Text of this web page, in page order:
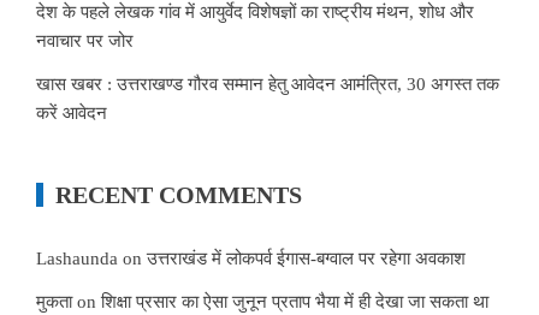
देश के पहले लेखक गांव में आयुर्वेद विशेषज्ञों का राष्ट्रीय मंथन, शोध और
नवाचार पर जोर
खास खबर : उत्तराखण्ड गौरव सम्मान हेतु आवेदन आमंत्रित, 30 अगस्त तक
करें आवेदन
RECENT COMMENTS
Lashaunda onउत्तराखंड में लोकपर्व ईगास-बग्वाल पर रहेगा अवकाश
मुकताonशिक्षा प्रसार का ऐसा जुनून प्रताप भैया में ही देखा जा सकता था